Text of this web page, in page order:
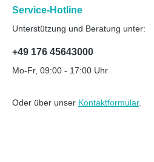
Service-Hotline
Unterstützung und Beratung unter:
+49 176 45643000
Mo-Fr, 09:00 - 17:00 Uhr
Oder über unser Kontaktformular.